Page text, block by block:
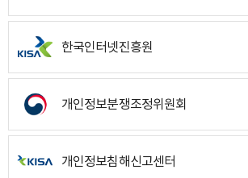
한국인터넷진흥원
개인정보분쟁조정위원회
개인정보침해신고센터